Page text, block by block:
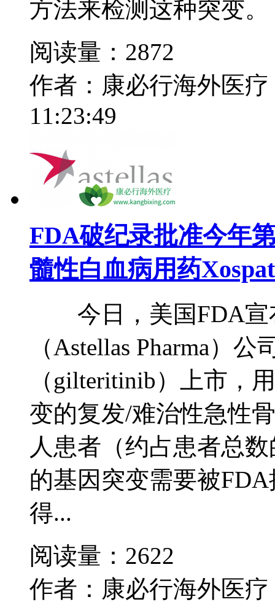
方法来检测这种突
阅读量：2872
作者：康必行海外医疗
11:23:49
FDA破纪录批准今年
髓性白血病用药
今日，美国FDA宣
（Astellas Pharma）公
（gilteritinib）上市，
变的复发/难治性急性
人患者（约占患者总
的基因突变需要被
得...
阅读量：2622
作者：康必行海外医疗